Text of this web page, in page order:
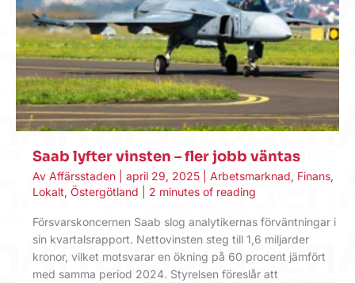
Saab lyfter vinsten – fler jobb väntas
Av Affärsstaden april 29, 2025 Arbetsmarknad, Finans,
Lokalt, Östergötland 2 minutes of reading
Försvars­koncernen Saab slog analytikernas förväntningar i
sin kvartals­rapport. Netto­vinsten steg till 1,6 miljarder
kronor, vilket motsvarar en ökning på 60 procent jämfört
med samma period 2024. Styrelsen föreslår att